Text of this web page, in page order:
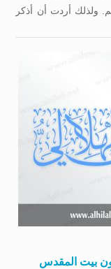
ولذلك أردت أن أذكر
بيت المقدس